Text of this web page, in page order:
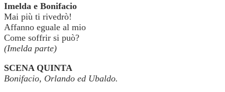
Imelda e Bonifacio
Mai più ti rivedrò!
Affanno eguale al mio
Come soffrir si può?
(Imelda parte)
SCENA QUINTA
Bonifacio, Orlando ed Ubaldo.